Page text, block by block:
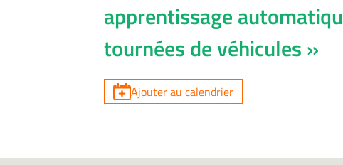
apprentissage
tournées de véhicules »
Ajouter au calendrier